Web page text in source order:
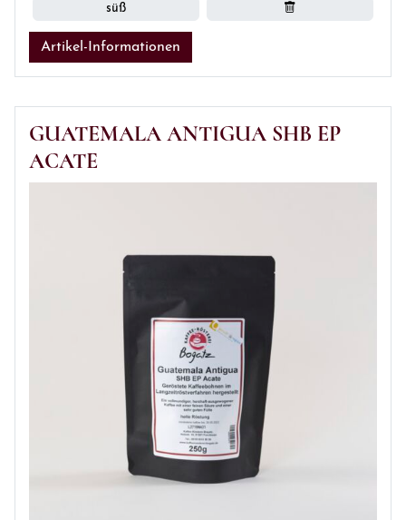
süß
Artikel-Informationen
GUATEMALA ANTIGUA SHB EP
ACATE